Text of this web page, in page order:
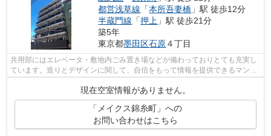
都営浅草線 「本所吾妻橋 」駅 徒歩12分
半蔵門線 「押上 」駅 徒歩21分
築5年
東京都墨田区石原４丁目
共用部にはエレベータ・敷地内ごみ置き場などが備わっておりとても充実し
ています。造りとデザインに関して、自信をもって情報を提供できるマンシ
現在空室情報がありません。
「メイクス錦糸町」への
お問い合わせはこちら